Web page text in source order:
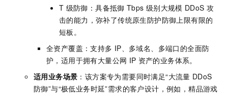
T 级防御：具备抵御 Tbps 级别大规模 DDoS 攻
击的能力，弥补了传统原生防护防御上限有限的
短板。
全资产覆盖：支持多 IP、多域名、多端口的全面防
护，适用于拥有大量公网 IP 资产的业务体系。
适用业务场景 ：该方案专为需要同时满足“大流量 DDoS
防御”与“极低业务时延”需求的客户设计，例如，精品游戏